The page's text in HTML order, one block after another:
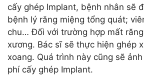
cấy ghép Implant, bệnh nhân sẽ
bệnh lý răng miệng tổng quát;
chu… Đối với trường hợp mất
xương. Bác sĩ sẽ thực hiện ghép
xoang. Quá trình này cũng sẽ
phí cấy ghép Implant.